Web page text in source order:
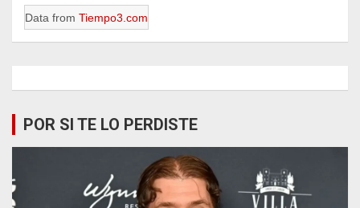
Data from Tiempo3.com
POR SI TE LO PERDISTE